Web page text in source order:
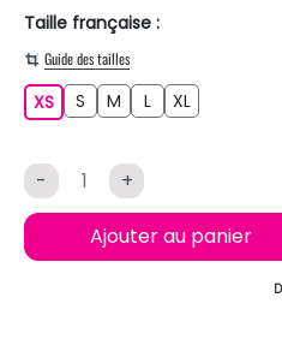
Taille française :
Guide des tailles
XSXS S M L XL
- +
Ajouter au panier